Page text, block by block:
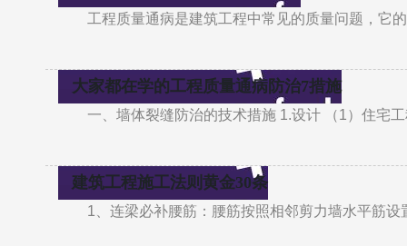
工程质量通病是建筑工程中常见的质量问题，它
大家都在学的工程质量通病防治7措施
一、墙体裂缝防治的技术措施 1.设计 （1）住宅
建筑工程施工法则黄金30条
1、连梁必补腰筋：腰筋按照相邻剪力墙水平筋